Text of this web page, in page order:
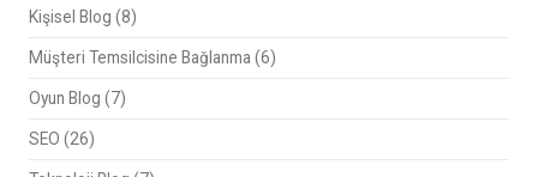
Kişisel Blog (8)
Müşteri Temsilcisine Bağlanma (6)
Oyun Blog (7)
SEO (26)